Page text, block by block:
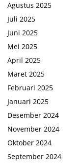
Agustus 2025
Juli 2025
Juni 2025
Mei 2025
April 2025
Maret 2025
Februari 2025
Januari 2025
Desember 2024
November 2024
Oktober 2024
September 2024